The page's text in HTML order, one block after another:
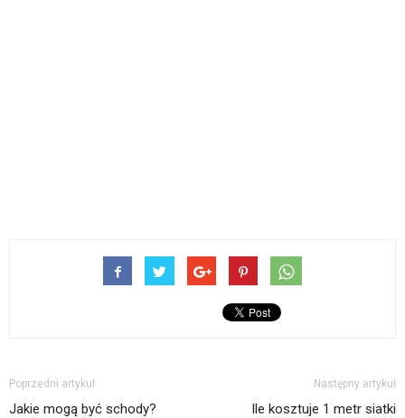
Poprzedni artykuł
Jakie mogą być schody?
Następny artykuł
Ile kosztuje 1 metr siatki